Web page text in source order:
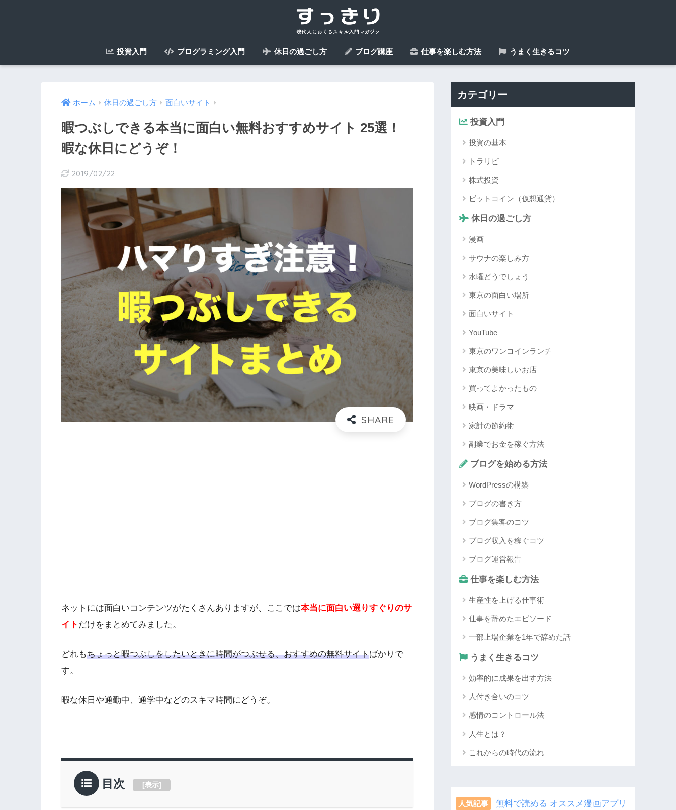
投資入門 プログラミング入門 休日の過ごし方 ブログ講座 仕事を楽しむ方法 うまく生きるコツ
ホーム 休日の過ごし方 面白いサイト
暇つぶしできる本当に面白い無料おすすめサイト 25選！
暇な休日にどうぞ！
2019/02/22
ネットには面白いコンテンツがたくさんありますが、ここでは本当に面白い選りすぐりのサ
イト だけをまとめてみました。
どれもちょっと暇つぶしをしたいときに時間がつぶせる、おすすめの無料サイトばかりで
す。
暇な休日や通勤中、通学中などのスキマ時間にどうぞ。
目次 [表示]
カテゴリー
投資入門
投資の基本
トラリピ
株式投資
ビットコイン（仮想通貨）
休日の過ごし方
漫画
サウナの楽しみ方
水曜どうでしょう
東京の面白い場所
面白いサイト
YouTube
東京のワンコインランチ
東京の美味しいお店
買ってよかったもの
映画・ドラマ
家計の節約術
副業でお金を稼ぐ方法
ブログを始める方法
WordPressの構築
ブログの書き方
ブログ集客のコツ
ブログ収入を稼ぐコツ
ブログ運営報告
仕事を楽しむ方法
生産性を上げる仕事術
仕事を辞めたエピソード
一部上場企業を1年で辞めた話
うまく生きるコツ
効率的に成果を出す方法
人付き合いのコツ
感情のコントロール法
人生とは？
これからの時代の流れ
人気記事
無料で読める オススメ漫画アプリ